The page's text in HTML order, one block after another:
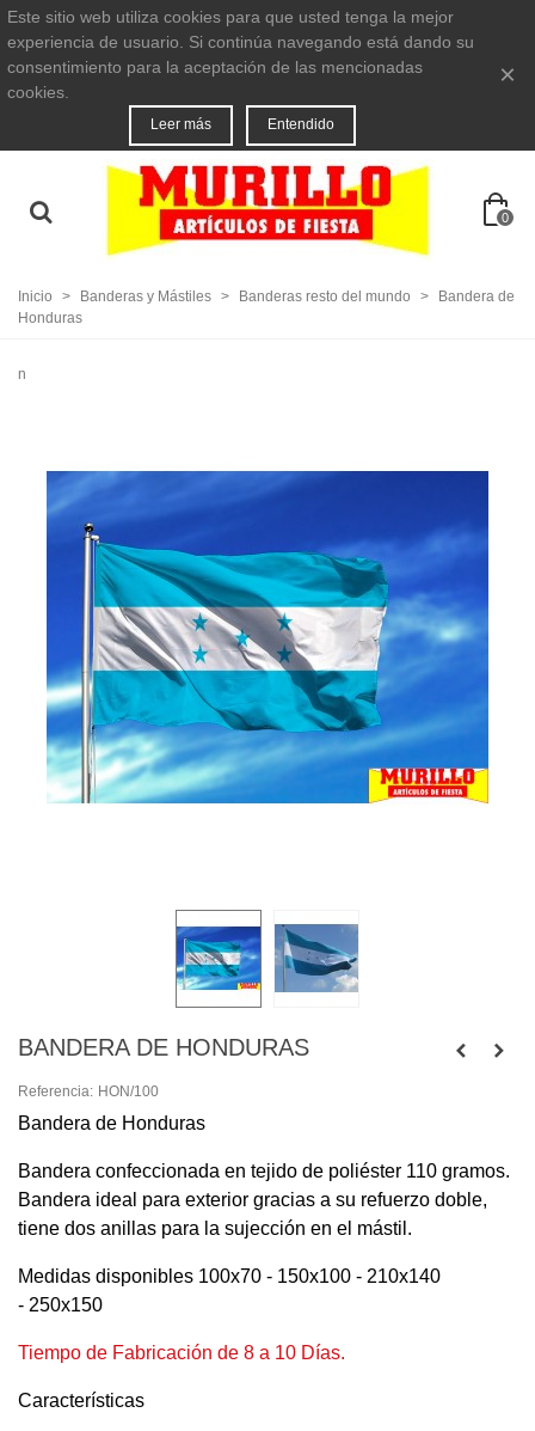
Este sitio web utiliza cookies para que usted tenga la mejor
experiencia de usuario. Si continúa navegando está dando su
consentimiento para la aceptación de las mencionadas
cookies.
Leer más Entendido
×
0
Inicio > Banderas y Mástiles > Banderas resto del mundo >
Bandera de
Honduras
n
BANDERA DE HONDURAS
Referencia: HON/100
Bandera de Honduras
Bandera confeccionada en tejido de poliéster 110 gramos.
Bandera ideal para exterior gracias a su refuerzo doble,
tiene dos anillas para la sujección en el mástil.
Medidas disponibles 100x70 - 150x100 - 210x140
- 250x150
Tiempo de Fabricación de 8 a 10 Días.
Características